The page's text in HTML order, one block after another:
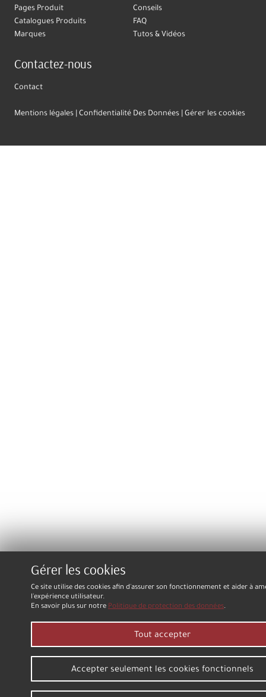
Pages Produit
Catalogues Produits
Marques
Conseils
FAQ
Tutos & Vidéos
Contactez-nous
Contact
Mentions légales Confidentialité Des Données Gérer les cookies
Gérer les cookies
Ce site utilise des cookies afin d'assurer son fonctionnement et aider à
l'expérience utilisateur.
En savoir plus sur notre Politique de protection des données.
Tout accepter
Accepter seulement les cookies fonctionnels